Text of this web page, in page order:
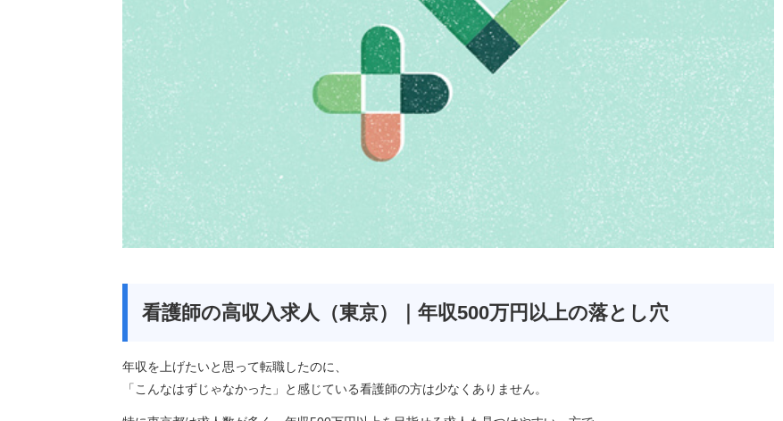
看護師の高収入求人（東京）｜年収500万円以上の落とし穴
年収を上げたいと思って転職したのに、
「こんなはずじゃなかった」と感じている看護師の方は少なくありません。
2026/03/27
神奈川県｜訪問看護ステ
ーションで働く魅力は？
2026/04/28
東京都｜訪問看護ステー
ションで働く魅力は？
2023/07/07 2026/04/28